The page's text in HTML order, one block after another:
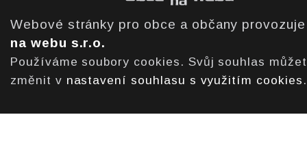
Webové stránky pro obce a občany
na webu s.r.o.
Používáme soubory cookies. Svůj souhlas
změnit v nastavení souhlasu s využitím cookies .